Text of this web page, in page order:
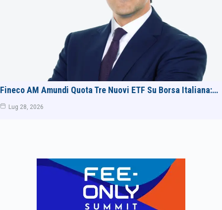
Fineco AM Amundi Quota Tre Nuovi ETF Su Borsa Italiana:…
Lug 28, 2026